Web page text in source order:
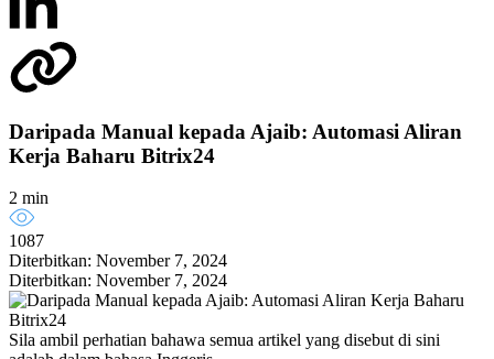
Daripada Manual kepada Ajaib: Automasi Aliran
Kerja Baharu Bitrix24
2 min
1087
Diterbitkan: November 7, 2024
Diterbitkan: November 7, 2024
Sila ambil perhatian bahawa semua artikel yang disebut di sini